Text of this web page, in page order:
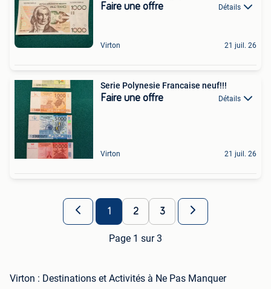
Faire une offre Détails
Virton 21 juil. 26
Serie Polynesie Francaise neuf!!!
Faire une offre Détails
Virton 21 juil. 26
1 2 3
Page 1 sur 3
Virton : Destinations et Activités à Ne Pas Manquer